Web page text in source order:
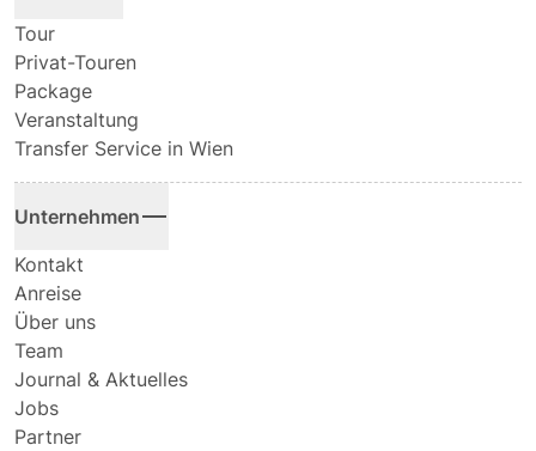
Tour
Privat-Touren
Package
Veranstaltung
Transfer Service in Wien
Unternehmen
Kontakt
Anreise
Über uns
Team
Journal & Aktuelles
Jobs
Partner